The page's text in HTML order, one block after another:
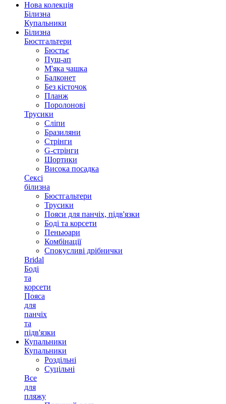
Нова колекція
Білизна
Купальники
Білизна
Бюстгальтери
Бюстьє
Пуш-ап
М'яка чашка
Балконет
Без кісточок
Планж
Поролонові
Трусики
Сліпи
Бразиляни
Стрінги
G-стрінги
Шортики
Висока посадка
Сексі
білизна
Бюстгальтери
Трусики
Пояси для панчіх, підв'язки
Боді та корсети
Пеньюари
Комбінації
Спокусливі дрібнички
Bridal
Боді
та
корсети
Пояса
для
панчіх
та
підв'язки
Купальники
Купальники
Роздільні
Суцільні
Все
для
пляжу